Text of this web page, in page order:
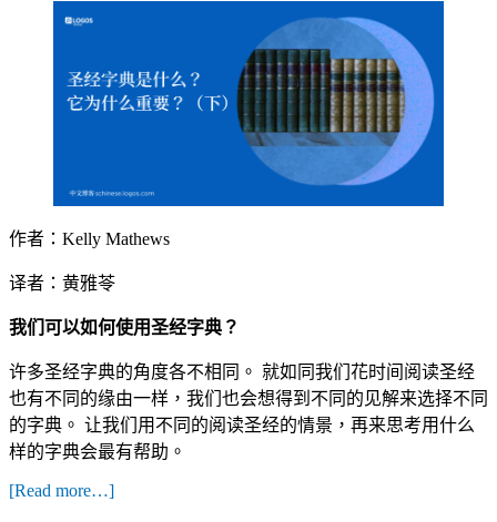
作者：Kelly Mathews
译者：黄雅苓
我们可以如何使用圣经字典？
许多圣经字典的角度各不相同。 就如同我们花时间阅读圣经
也有不同的缘由一样，我们也会想得到不同的见解来选择不同
的字典。 让我们用不同的阅读圣经的情景，再来思考用什么
样的字典会最有帮助。
[Read more…]